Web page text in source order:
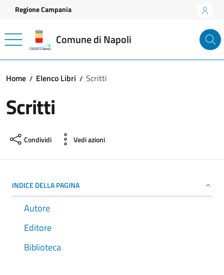
Vai ai contenuti
Vai al footer
Regione Campania
Comune di Napoli
Home Elenco Libri Scritti
Scritti
Condividi Vedi azioni
INDICE DELLA PAGINA
Autore
Editore
Biblioteca